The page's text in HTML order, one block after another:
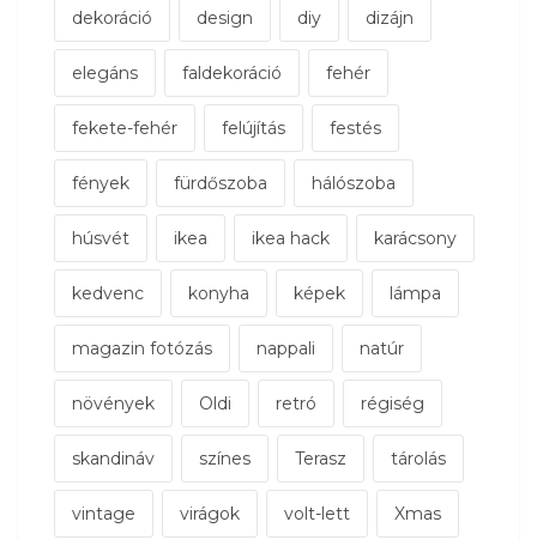
dekoráció design diy dizájn
elegáns faldekoráció fehér
fekete-fehér felújítás festés
fények fürdőszoba hálószoba
húsvét ikea ikea hack karácsony
kedvenc konyha képek lámpa
magazin fotózás nappali natúr
növények Oldi retró régiség
skandináv színes Terasz tárolás
vintage virágok volt-lett Xmas